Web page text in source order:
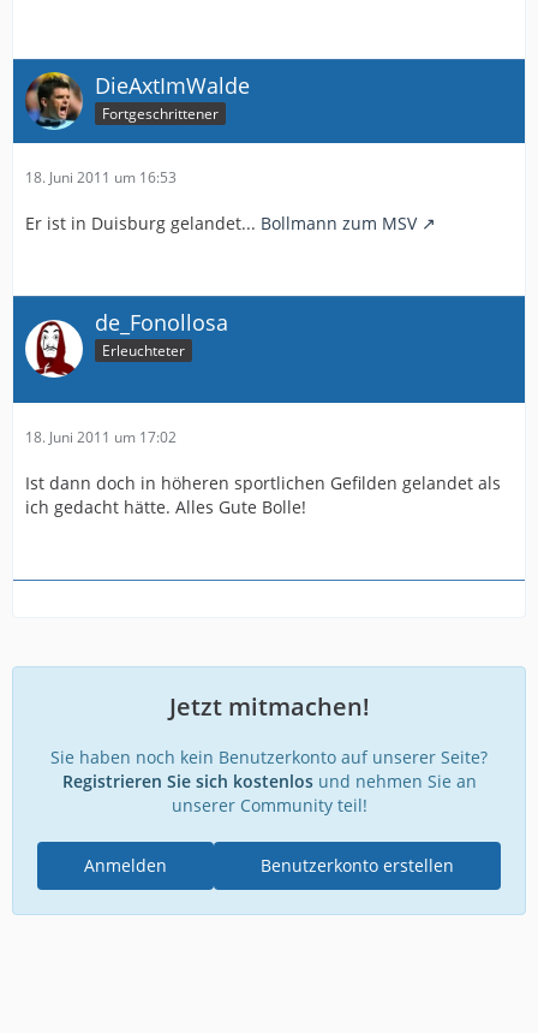
DieAxtImWalde
Fortgeschrittener
18. Juni 2011 um 16:53
Er ist in Duisburg gelandet... Bollmann zum MSV
de_Fonollosa
Erleuchteter
18. Juni 2011 um 17:02
Ist dann doch in höheren sportlichen Gefilden gelandet als
ich gedacht hätte. Alles Gute Bolle!
Jetzt mitmachen!
Sie haben noch kein Benutzerkonto auf unserer Seite?
Registrieren Sie sich kostenlosund nehmen Sie an
unserer Community teil!
Benutzerkonto erstellen
Anmelden